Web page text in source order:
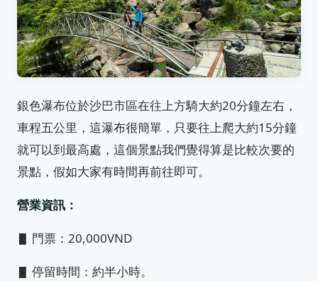
銀色瀑布位於沙巴市區在往上方騎大約20分鐘左右，
車程五公里，這瀑布很簡單，只要往上爬大約15分鐘
就可以到最高處，這個景點我們覺得算是比較次要的
景點，假如大家有時間再前往即可。
營業資訊：
▋ 門票：20,000VND
▋ 停留時間：約半小時。